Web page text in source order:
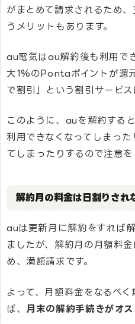
がまとめて請求されるため
うメリットもあります。
au電気はau解約後も利用で
大1%のPontaポイントが還
で割引」という割引サービス
このように、auを解約する
利用できなくなってしまっ
てしまったりするので注意を
解約月の料金は日割りされ
auは更新月に解約をすれば
ましたが、解約月の月額料
め、満額請求です。
よって、月額料金をなるべ
ば、
月末の解約手続きがオ